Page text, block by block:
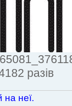
разів
на неї.